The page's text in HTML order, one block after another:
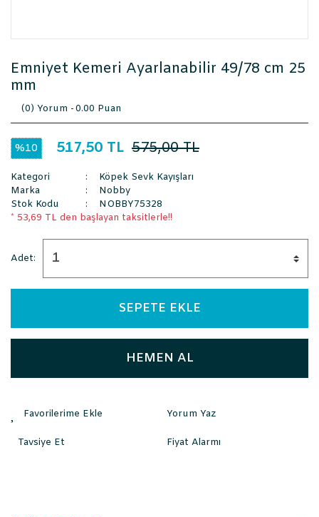
Emniyet Kemeri Ayarlanabilir 49/78 cm 25
mm
(0) Yorum -0.00 Puan
%10 517,50 TL 575,00 TL
Kategori
Köpek Sevk Kayışları
Marka
Nobby
Stok Kodu
NOBBY75328
* 53,69 TL den başlayan taksitlerle!!
Adet:
SEPETE EKLE
HEMEN AL
Yorum Yaz
Tavsiye Et Fiyat Alarmı